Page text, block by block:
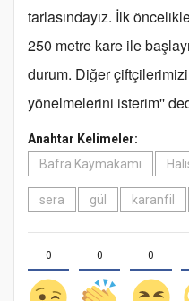
tarlasındayız. İlk
250 metre kare ile
durum. Diğer
yönelmelerini isterim''
Anahtar Kelimeler:
Bafra Kaymakamı
sera gül karanfil
0 0 0